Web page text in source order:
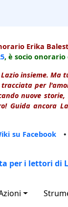
Erika
, è socio onorario
insieme. Ma
per
nuove
Guida ancora
su Facebook •
per i lettori di